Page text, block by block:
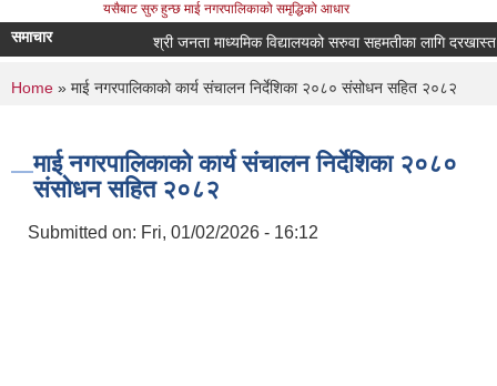
यसैबाट सुरु हुन्छ माई नगरपालिकाको समृद्धिको आधार
समाचार श्री जनता माध्यमिक विद्यालयको सरुवा सहमतीका लागि दरखास्त
You are here
Home » माई नगरपालिकाको कार्य संचालन निर्देशिका २०८० संसोधन सहित २०८२
माई नगरपालिकाको कार्य संचालन निर्देशिका २०८०
संसोधन सहित २०८२
Submitted on: Fri, 01/02/2026 - 16:12